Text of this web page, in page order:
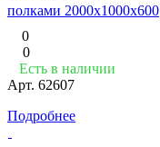
полками 2000x1000x600
0
0
Есть в наличии
Арт. 62607
Подробнее